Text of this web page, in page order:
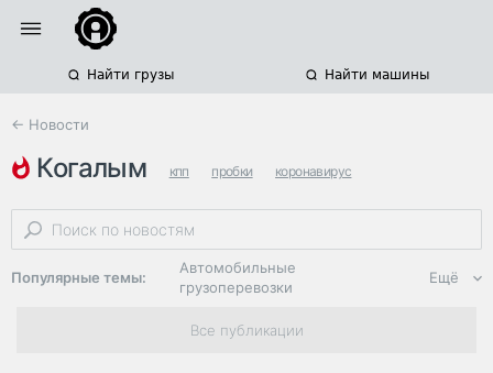
Найти грузы Найти машины
← Новости
когалым кпп пробки коронавирус
Популярные темы:
Автомобильные
грузоперевозки
Региональная
логистика
Ещё
Все публикации